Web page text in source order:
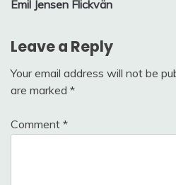
navigation
Emil Jensen Flickvän
Leave a Reply
Your email address will not be
are marked *
Comment *